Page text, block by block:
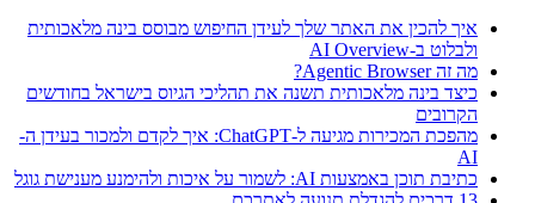
איך להכין את האתר שלך לעידן החיפוש מבוסס בינה מלאכותית
ולבלוט ב-AI Overview
מה זה Agentic Browser?
כיצד בינה מלאכותית תשנה את תהליכי הגיוס בישראל בחודשים
הקרובים
מהפכת המכירות מגיעה ל-ChatGPT: איך לקדם ולמכור בעידן ה-
AI
כתיבת תוכן באמצעות AI: לשמור על איכות ולהימנע מענישת גוגל